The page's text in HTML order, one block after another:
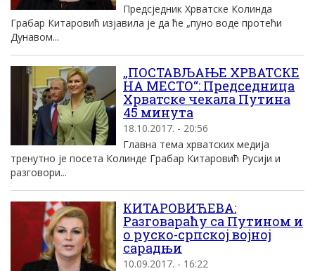
Предсједник Хрватске Колинда
Грабар Китаровић изјавила је да ће „пуно воде протећи
Дунавом...
„ПОСТАВЉАЊЕ ХРВАТСКЕ
НА МЕСТО“: Председница
Хрватске чекала Путина
45 минута
18.10.2017. - 20:56
Главна тема хрватских медија
тренутно је посета Колинде Грабар Китаровић Русији и
разговори...
КИТАРОВИЋЕВА:
Разговараћу са Путином и
о руско-српској војној
сарадњи
10.09.2017. - 16:22